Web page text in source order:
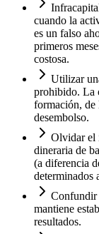
cuando la
es un falso
primeros
costosa.
Utilizar
prohibido. La
formación, de
desembolso.
Olvidar el
dineraria de
(a diferencia
determinados
Confundir
mantiene
resultados.